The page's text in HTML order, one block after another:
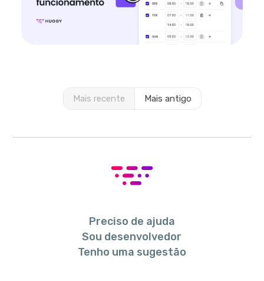
Mais recente Mais antigo
Preciso de ajuda
Sou desenvolvedor
Tenho uma sugestão